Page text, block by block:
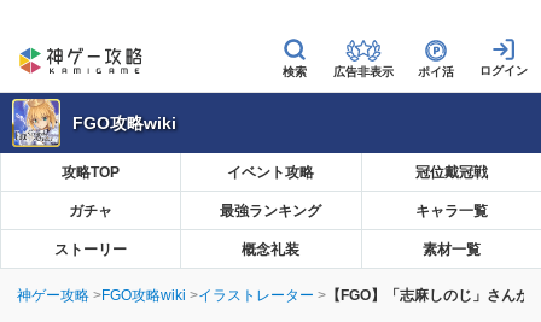
広告非表示 ポイ活
FGO攻略wiki
攻略TOP イベント攻略 冠位戴冠戦
ガチャ 最強ランキング キャラ一覧
ストーリー 概念礼装 素材一覧
神ゲー攻略 FGO攻略wiki イラストレーター 【FGO】「志麻しのじ」さん